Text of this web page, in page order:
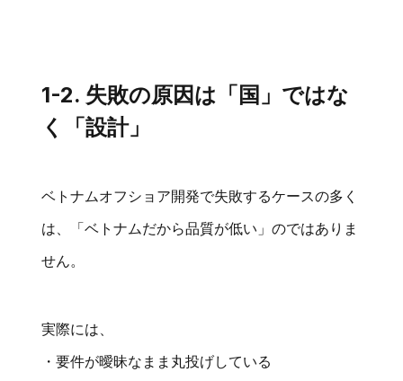
1-2. 失敗の原因は「国」ではな
く「設計」
ベトナムオフショア開発で失敗するケースの多く
は、「ベトナムだから品質が低い」のではありま
せん。
実際には、
・要件が曖昧なまま丸投げしている